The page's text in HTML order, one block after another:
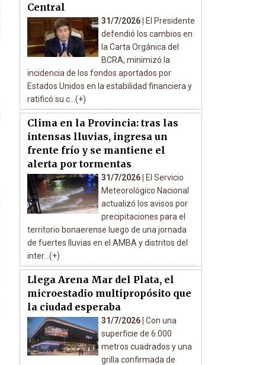
Central
31/7/2026 |
El Presidente
defendió los cambios en
la Carta Orgánica del
BCRA, minimizó la
incidencia de los fondos aportados por
Estados Unidos en la estabilidad financiera y
ratificó su c...(+)
Clima en la Provincia: tras las
intensas lluvias, ingresa un
frente frío y se mantiene el
alerta por tormentas
31/7/2026 |
El Servicio
Meteorológico Nacional
actualizó los avisos por
precipitaciones para el
territorio bonaerense luego de una jornada
de fuertes lluvias en el AMBA y distritos del
inter...(+)
Llega Arena Mar del Plata, el
microestadio multipropósito que
la ciudad esperaba
31/7/2026 | Con una
superficie de 6.000
metros cuadrados y una
grilla confirmada de